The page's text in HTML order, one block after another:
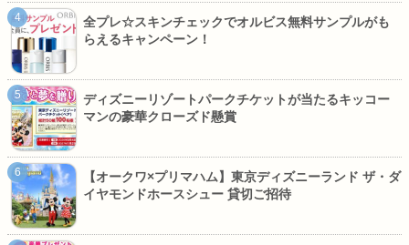
全プレ☆スキンチェックでオルビス無料サンプルがも
らえるキャンペーン！
ディズニーリゾートパークチケットが当たるキッコー
マンの豪華クローズド懸賞
【オークワ×プリマハム】東京ディズニーランド ザ・ダ
イヤモンドホースシュー 貸切ご招待